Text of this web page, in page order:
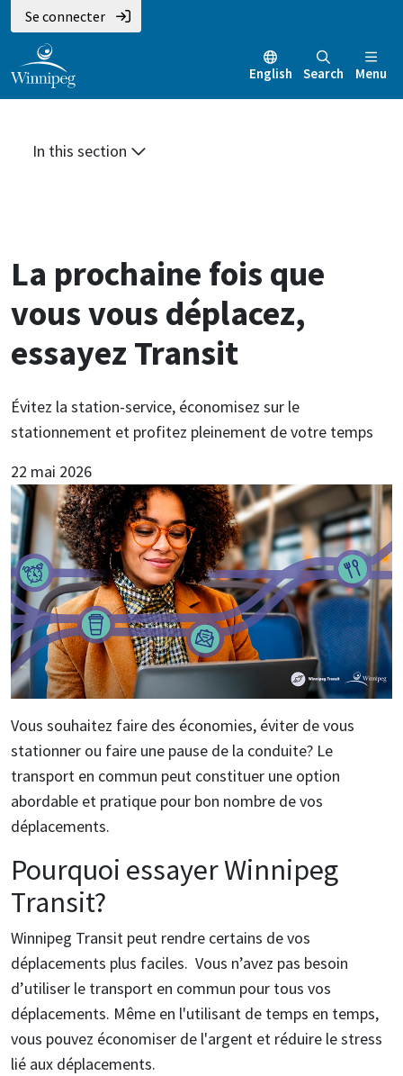
Aller
au
contenu
principal
Skip
to
main
menu
Skip
to
footer
Se connecter
English Search Menu
In this section
La prochaine fois que
vous vous déplacez,
essayez Transit
Évitez la station-service, économisez sur le
stationnement et profitez pleinement de votre temps
22 mai 2026
Vous souhaitez faire des économies, éviter de vous
stationner ou faire une pause de la conduite? Le
transport en commun peut constituer une option
abordable et pratique pour bon nombre de vos
déplacements.
Pourquoi essayer Winnipeg
Transit?
Winnipeg Transit peut rendre certains de vos
déplacements plus faciles. Vous n’avez pas besoin
d’utiliser le transport en commun pour tous vos
déplacements. Même en l'utilisant de temps en temps,
vous pouvez économiser de l'argent et réduire le stress
lié aux déplacements.